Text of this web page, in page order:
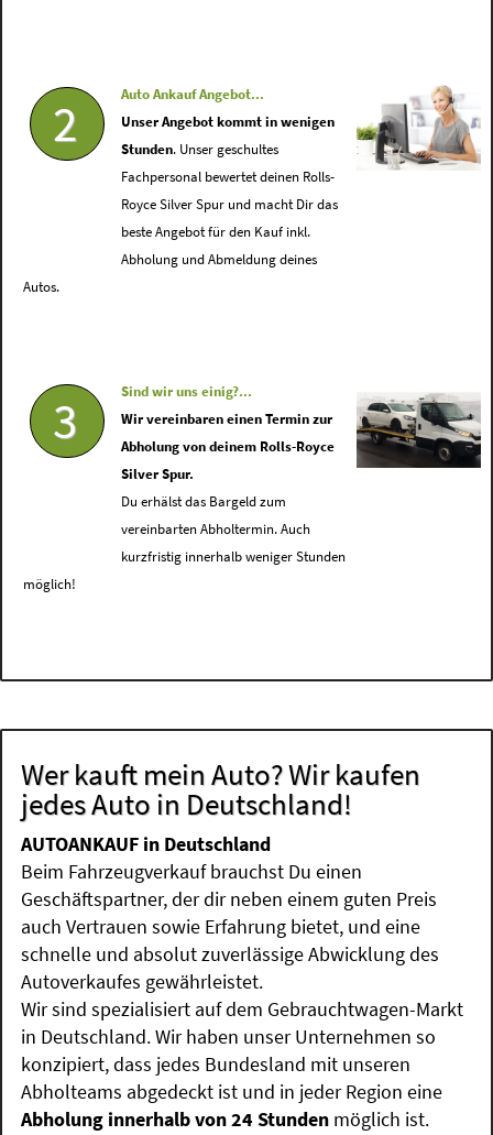
2
Auto Ankauf Angebot...
Unser Angebot kommt in wenigen
Stunden. Unser geschultes
Fachpersonal bewertet deinen Rolls-
Royce Silver Spur und macht Dir das
beste Angebot für den Kauf inkl.
Abholung und Abmeldung deines
Autos.
3
Sind wir uns einig?...
Wir vereinbaren einen Termin zur
Abholung von deinem Rolls-Royce
Silver Spur.
Du erhälst das Bargeld zum
vereinbarten Abholtermin. Auch
kurzfristig innerhalb weniger Stunden
möglich!
Wer kauft mein Auto? Wir kaufen
jedes Auto in Deutschland!
AUTOANKAUF in Deutschland
Beim Fahrzeugverkauf brauchst Du einen
Geschäftspartner, der dir neben einem guten Preis
auch Vertrauen sowie Erfahrung bietet, und eine
schnelle und absolut zuverlässige Abwicklung des
Autoverkaufes gewährleistet.
Wir sind spezialisiert auf dem Gebrauchtwagen-Markt
in Deutschland. Wir haben unser Unternehmen so
konzipiert, dass jedes Bundesland mit unseren
Abholteams abgedeckt ist und in jeder Region eine
Abholung innerhalb von 24 Stunden möglich ist.